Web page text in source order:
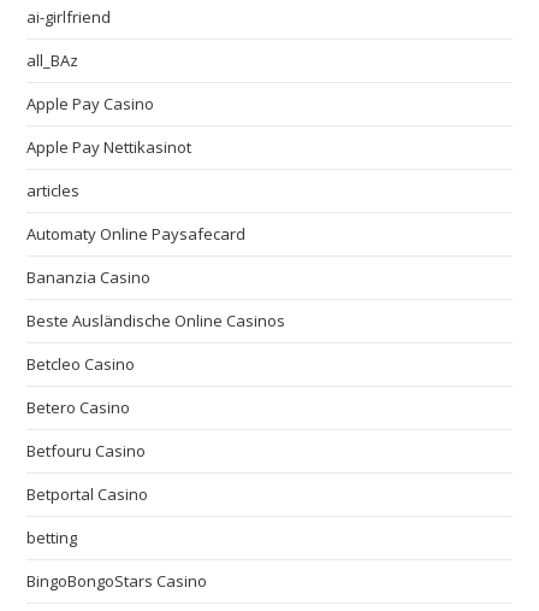
ai-girlfriend
all_BAz
Apple Pay Casino
Apple Pay Nettikasinot
articles
Automaty Online Paysafecard
Bananzia Casino
Beste Ausländische Online Casinos
Betcleo Casino
Betero Casino
Betfouru Casino
Betportal Casino
betting
BingoBongoStars Casino